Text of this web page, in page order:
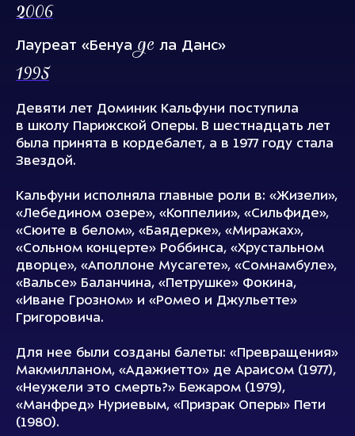
2006
Лауреат «Бенуаде ла Данс»
1995
Девяти лет Доминик Кальфуни поступила
в школу Парижской Оперы. В шестнадцать лет
была принята в кордебалет, а в 1977 году стала
Звездой.
Кальфуни исполняла главные роли в: «Жизели»,
«Лебедином озере», «Коппелии», «Сильфиде»,
«Сюите в белом», «Баядерке», «Миражах»,
«Сольном концерте» Роббинса, «Хрустальном
дворце», «Аполлоне Мусагете», «Сомнамбуле»,
«Вальсе» Баланчина, «Петрушке» Фокина,
«Иване Грозном» и «Ромео и Джульетте»
Григоровича.
Для нее были созданы балеты: «Превращения»
Макмилланом, «Адажиетто» де Араисом (1977),
«Неужели это смерть?» Бежаром (1979),
«Манфред» Нуриевым, «Призрак Оперы» Пети
(1980).